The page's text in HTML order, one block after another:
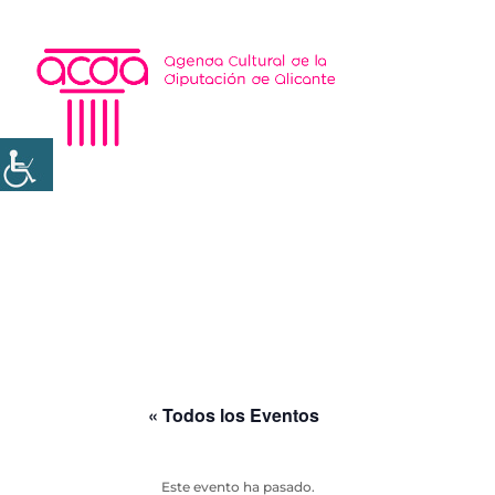
« Todos los Eventos
Este evento ha pasado.